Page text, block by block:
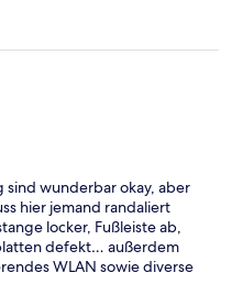
wunderbar okay, aber
hier jemand randaliert
locker, Fußleiste ab,
defekt… außerdem
WLAN sowie diverse